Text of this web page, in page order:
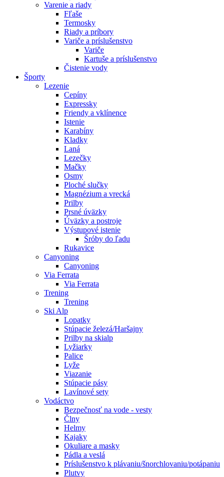
Varenie a riady
Fľaše
Termosky
Riady a príbory
Variče a príslušenstvo
Variče
Kartuše a príslušenstvo
Čistenie vody
Športy
Lezenie
Cepíny
Expressky
Friendy a vklínence
Istenie
Karabíny
Kladky
Laná
Lezečky
Mačky
Osmy
Ploché slučky
Magnézium a vrecká
Prilby
Prsné úväzky
Úväzky a postroje
Výstupové istenie
Šróby do ľadu
Rukavice
Canyoning
Canyoning
Via Ferrata
Via Ferrata
Trening
Trening
Ski Alp
Lopatky
Stúpacie železá/Haršajny
Prilby na skialp
Lyžiarky
Palice
Lyže
Viazanie
Stúpacie pásy
Lavínové sety
Vodáctvo
Bezpečnosť na vode - vesty
Člny
Helmy
Kajaky
Okuliare a masky
Pádla a veslá
Príslušenstvo k plávaniu/šnorchlovaniu/potápaniu
Plutvy